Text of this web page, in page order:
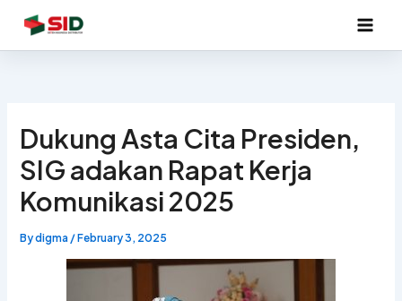
content
Dukung Asta Cita Presiden,
SIG adakan Rapat Kerja
Komunikasi 2025
Bydigma /February 3, 2025